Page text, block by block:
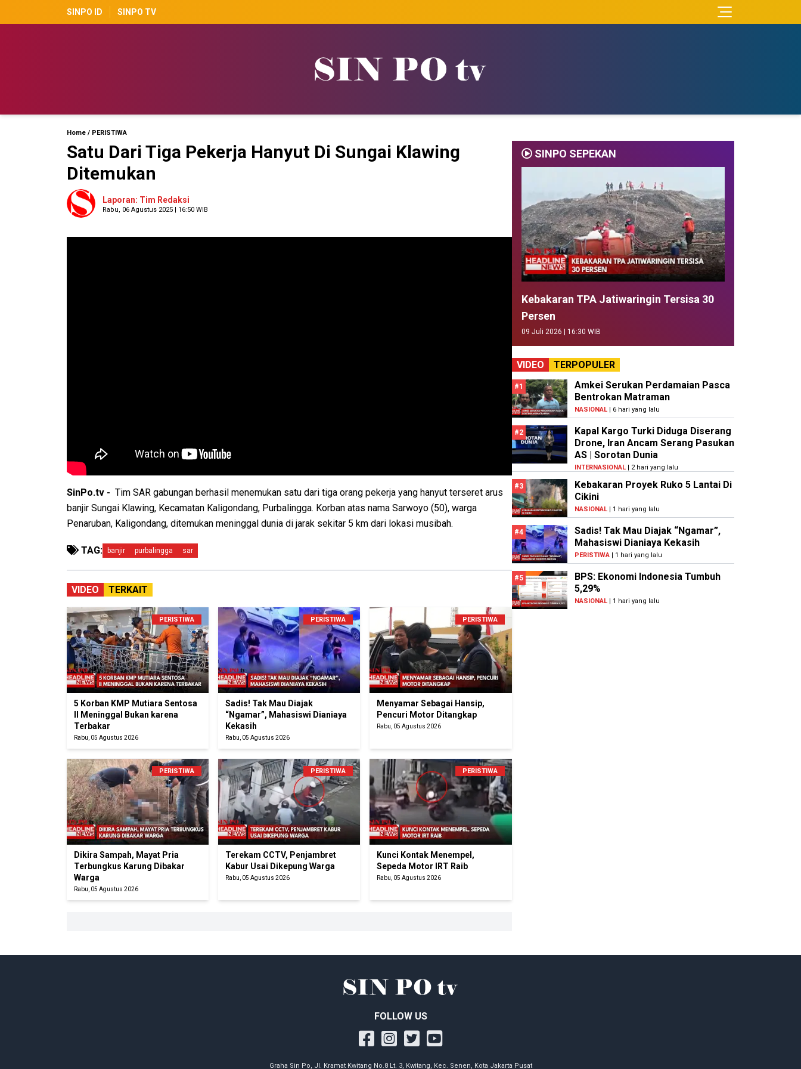
SINPO ID SINPO TV
Home / PERISTIWA
Satu Dari Tiga Pekerja Hanyut Di Sungai Klawing
Ditemukan
Laporan: Tim Redaksi
Rabu, 06 Agustus 2025 | 16:50 WIB
SinPo.tv - Tim SAR gabungan berhasil menemukan satu dari tiga orang pekerja yang hanyut terseret arus
banjir Sungai Klawing, Kecamatan Kaligondang, Purbalingga. Korban atas nama Sarwoyo (50), warga
Penaruban, Kaligondang, ditemukan meninggal dunia di jarak sekitar 5 km dari lokasi musibah.
TAG: banjir purbalingga sar
VIDEO TERKAIT
PERISTIWA
5 Korban KMP Mutiara Sentosa
II Meninggal Bukan karena
Terbakar
Rabu, 05 Agustus 2026
PERISTIWA
Sadis! Tak Mau Diajak
“Ngamar”, Mahasiswi Dianiaya
Kekasih
Rabu, 05 Agustus 2026
PERISTIWA
Menyamar Sebagai Hansip,
Pencuri Motor Ditangkap
Rabu, 05 Agustus 2026
PERISTIWA
Dikira Sampah, Mayat Pria
Terbungkus Karung Dibakar
Warga
Rabu, 05 Agustus 2026
PERISTIWA
Terekam CCTV, Penjambret
Kabur Usai Dikepung Warga
Rabu, 05 Agustus 2026
PERISTIWA
Kunci Kontak Menempel,
Sepeda Motor IRT Raib
Rabu, 05 Agustus 2026
SINPO SEPEKAN
Kebakaran TPA Jatiwaringin Tersisa 30
Persen
09 Juli 2026 | 16:30 WIB
VIDEO TERPOPULER
#1
Amkei Serukan Perdamaian Pasca
Bentrokan Matraman
NASIONAL| 6 hari yang lalu
#2
Kapal Kargo Turki Diduga Diserang
Drone, Iran Ancam Serang Pasukan
AS | Sorotan Dunia
INTERNASIONAL| 2 hari yang lalu
#3
Kebakaran Proyek Ruko 5 Lantai Di
Cikini
NASIONAL| 1 hari yang lalu
#4
Sadis! Tak Mau Diajak “Ngamar”,
Mahasiswi Dianiaya Kekasih
PERISTIWA| 1 hari yang lalu
#5
BPS: Ekonomi Indonesia Tumbuh
5,29%
NASIONAL| 1 hari yang lalu
FOLLOW US
Graha Sin Po, Jl. Kramat Kwitang No.8 Lt. 3, Kwitang, Kec. Senen, Kota Jakarta Pusat